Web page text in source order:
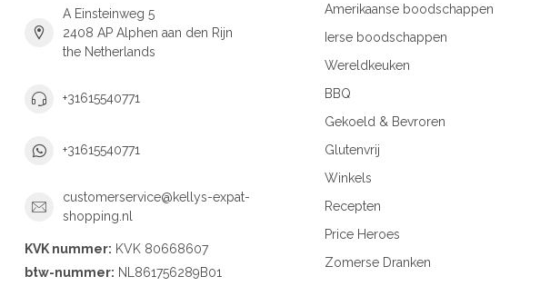
A Einsteinweg 5
2408 AP Alphen aan den Rijn
the Netherlands
+31615540771
+31615540771
customerservice@kellys-expat-
shopping.nl
KVK nummer: KVK 80668607
btw-nummer: NL861756289B01
Amerikaanse boodschappen
Ierse boodschappen
Wereldkeuken
BBQ
Gekoeld & Bevroren
Glutenvrij
Winkels
Recepten
Price Heroes
Zomerse Dranken